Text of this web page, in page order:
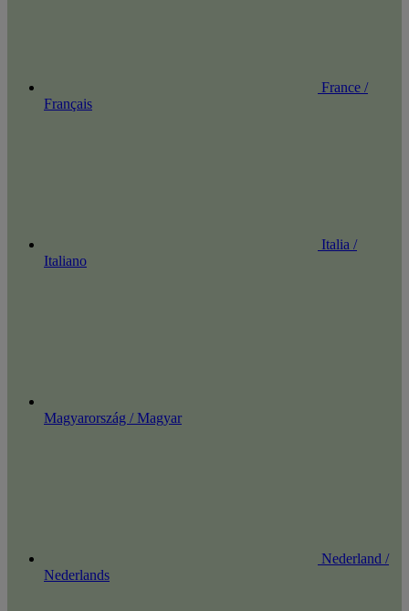
France /
Français
Italia /
Italiano
Magyarország / Magyar
Nederland /
Nederlands